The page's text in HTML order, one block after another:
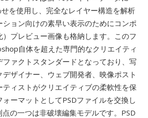
を使用し、完全なレイヤー構造を解析
ョン向けの素早い表示のためにコンポ
プレビュー画像も格納します。このフ
自体を超えた専門的なクリエイティ
ァクトスタンダードとなっており、写
ザイナー、ウェブ開発者、映像ポスト
ティストがクリエイティブの柔軟性を保
ーマットとしてPSDファイルを交換し
の一つは非破壊編集モデルです。PSD